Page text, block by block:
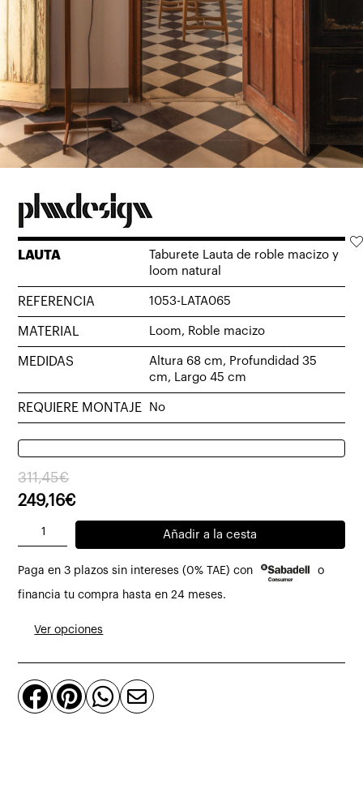
LAUTA
Taburete Lauta de roble macizo y
loom natural
REFERENCIA 1053-LATA065
MATERIAL Loom, Roble macizo
MEDIDAS
Altura 68 cm, Profundidad 35
cm, Largo 45 cm
REQUIERE MONTAJE No
311,45€
El
precio
original
era:
311,45€.
249,16€
El
precio
es:
249,16€.
Taburete
de
roble
loom
natural
cantidad
Añadir a la cesta
Paga en 3 plazos sin intereses (0% TAE) con o
financia tu compra hasta en 24 meses.
Ver opciones
   